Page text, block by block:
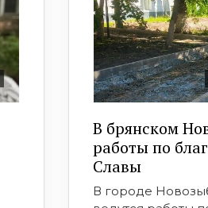
В брянском
работы по
Славы
В городе